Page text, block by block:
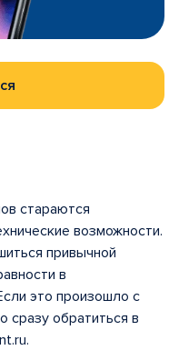
стараются
возможности.
привычной
в
это произошло с
сразу обратиться в